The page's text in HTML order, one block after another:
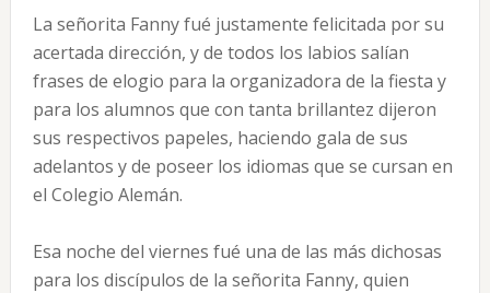
La señorita Fanny fué justamente felicitada por su
acertada dirección, y de todos los labios salían
frases de elogio para la organizadora de la fiesta y
para los alumnos que con tanta brillantez dijeron
sus respectivos papeles, haciendo gala de sus
adelantos y de poseer los idiomas que se cursan en
el Colegio Alemán.
Esa noche del viernes fué una de las más dichosas
para los discípulos de la señorita Fanny, quien